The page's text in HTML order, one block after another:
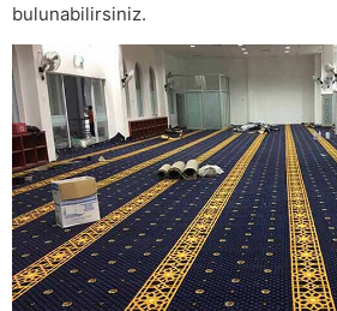
bulunabilirsiniz.